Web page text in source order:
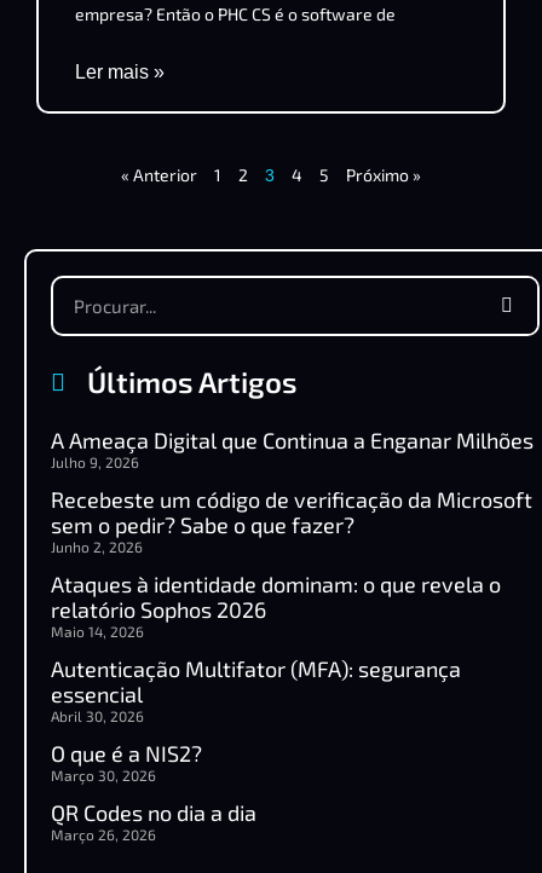
empresa? Então o PHC CS é o software de
Ler mais »
« Anterior 1 2 3 4 5 Próximo »
Últimos Artigos
A Ameaça Digital que Continua a Enganar Milhões
Julho 9, 2026
Recebeste um código de verificação da Microsoft
sem o pedir? Sabe o que fazer?
Junho 2, 2026
Ataques à identidade dominam: o que revela o
relatório Sophos 2026
Maio 14, 2026
Autenticação Multifator (MFA): segurança
essencial
Abril 30, 2026
O que é a NIS2?
Março 30, 2026
QR Codes no dia a dia
Março 26, 2026